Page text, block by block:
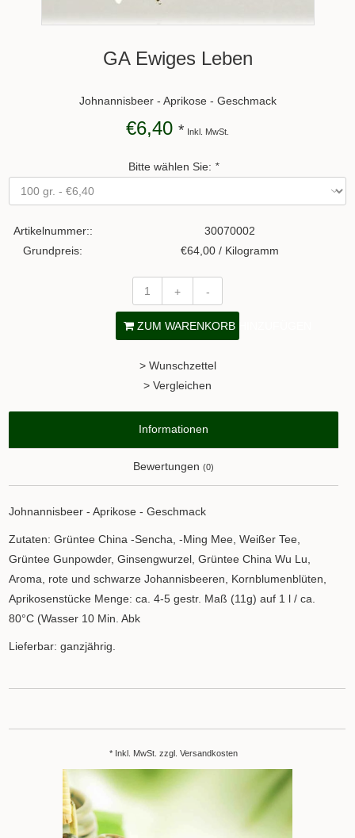
GA Ewiges Leben
Johnannisbeer - Aprikose - Geschmack
€6,40 * Inkl. MwSt.
Bitte wählen Sie: *
Artikelnummer::
30070002
Grundpreis:
€64,00 / Kilogramm
+ -
ZUM WARENKORB HINZUFÜGEN
> Wunschzettel
> Vergleichen
Informationen
Bewertungen (0)
Johnannisbeer - Aprikose - Geschmack
Zutaten: Grüntee China -Sencha, -Ming Mee, Weißer Tee,
Grüntee Gunpowder, Ginsengwurzel, Grüntee China Wu Lu,
Aroma, rote und schwarze Johannisbeeren, Kornblumenblüten,
Aprikosenstücke Menge: ca. 4-5 gestr. Maß (11g) auf 1 l / ca.
80°C (Wasser 10 Min. Abk
Lieferbar: ganzjährig.
* Inkl. MwSt. zzgl. Versandkosten